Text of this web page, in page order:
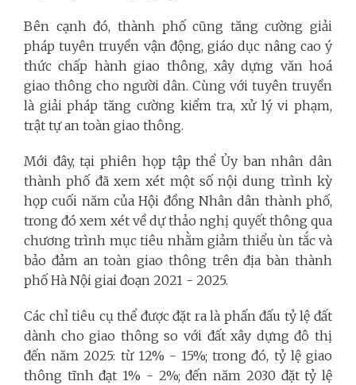
Bên cạnh đó, thành phố cũng tăng cường giải
pháp tuyên truyền vận động, giáo dục nâng cao ý
thức chấp hành giao thông, xây dựng văn hoá
giao thông cho người dân. Cùng với tuyên truyền
là giải pháp tăng cường kiểm tra, xử lý vi phạm,
trật tự an toàn giao thông.
Mới đây, tại phiên họp tập thể Ủy ban nhân dân
thành phố đã xem xét một số nội dung trình kỳ
họp cuối năm của Hội đồng Nhân dân thành phố,
trong đó xem xét về dự thảo nghị quyết thông qua
chương trình mục tiêu nhằm giảm thiểu ùn tắc và
bảo đảm an toàn giao thông trên địa bàn thành
phố Hà Nội giai đoạn 2021 - 2025.
Các chỉ tiêu cụ thể được đặt ra là phấn đấu tỷ lệ đất
dành cho giao thông so với đất xây dựng đô thị
đến năm 2025: từ 12% - 15%; trong đó, tỷ lệ giao
thông tĩnh đạt 1% - 2%; đến năm 2030 đặt tỷ lệ